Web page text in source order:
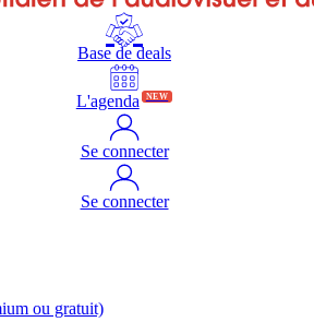
Base de deals
L'agenda NEW
Se connecter
Se connecter
ou gratuit)